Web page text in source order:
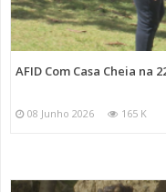
AFID Com Casa Cheia na
08 Junho 2026 165 K